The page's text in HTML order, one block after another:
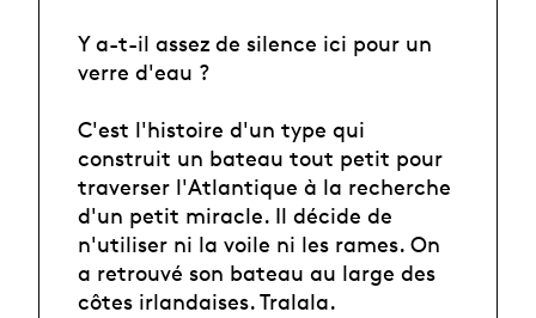
Y a-t-il assez de silence ici pour un
verre d'eau ?
C'est l'histoire d'un type qui
construit un bateau tout petit pour
traverser l'Atlantique à la recherche
d'un petit miracle. Il décide de
n'utiliser ni la voile ni les rames. On
a retrouvé son bateau au large des
côtes irlandaises. Tralala.